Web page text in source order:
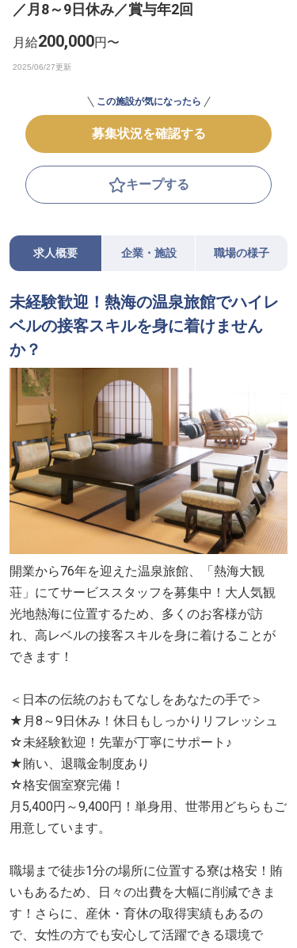
／月8～9日休み／賞与年2回
月給200,000円〜
この施設が気になったら
募集状況を確認する
キープする
求人概要 企業・施設 職場の様子
未経験歓迎！熱海の温泉旅館でハイレ
ベルの接客スキルを身に着けません
か？
開業から76年を迎えた温泉旅館、「熱海大観
荘」にてサービススタッフを募集中！大人気観
光地熱海に位置するため、多くのお客様が訪
れ、高レベルの接客スキルを身に着けることが
できます！
＜日本の伝統のおもてなしをあなたの手で＞
★月8～9日休み！休日もしっかりリフレッシュ
☆未経験歓迎！先輩が丁寧にサポート♪
★賄い、退職金制度あり
☆格安個室寮完備！
月5,400円～9,400円！単身用、世帯用どちらもご
用意しています。
職場まで徒歩1分の場所に位置する寮は格安！賄
いもあるため、日々の出費を大幅に削減できま
す！さらに、産休・育休の取得実績もあるの
で、女性の方でも安心して活躍できる環境で